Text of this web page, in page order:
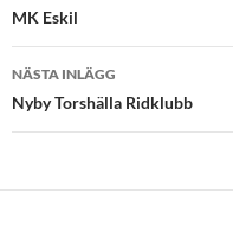
MK Eskil
NÄSTA INLÄGG
Nyby Torshälla Ridklubb